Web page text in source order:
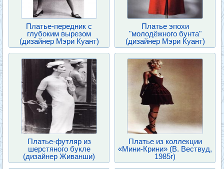
Платье-передник с
глубоким вырезом
(дизайнер Мэри Куант)
Платье эпохи
"молодёжного бунта"
(дизайнер Мэри Куант)
Платье-футляр из
шерстяного букле
(дизайнер Живанши)
Платье из коллекции
«Мини-Крини» (В. Вествуд,
1985г)